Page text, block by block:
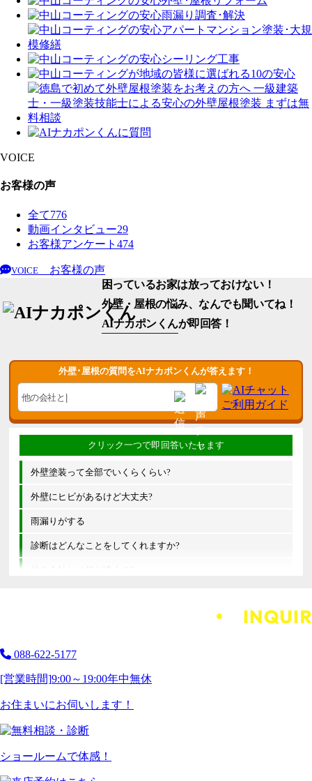
VOICE
お客様の声
全て776
動画インタビュー29
お客様アンケート 474
VOICE
お客様の声
困っているお家は放っておけない！
外壁・屋根の悩み、なんでも聞いてね！
AIナカポンくんが即回答！
外壁･屋根の質問をAIナカポンくんが答えます！
外壁塗装って全部でいくらくらい?
外壁にヒビがあるけど大丈夫?
雨漏りがする
診断はどんなことをしてくれますか?
他の会社とは何が違うの?
088-622-5177
[営業時間]9:00～19:00年中無休
お住まいにお伺いします！
ショールームで体感！